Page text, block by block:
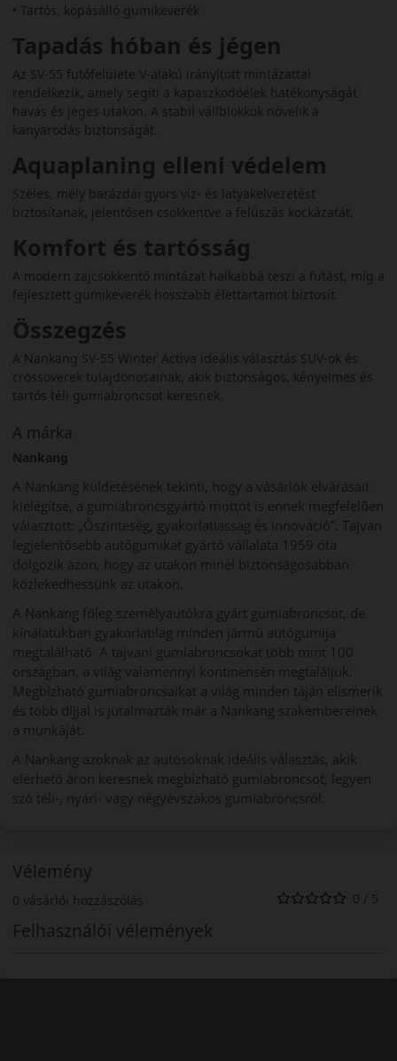
• Tartós, kopásálló gumikeverék
Tapadás hóban és jégen
Az SV-55 futófelülete V-alakú irányított mintázattal
rendelkezik, amely segíti a kapaszkodóélek hatékonyságát
havas és jeges utakon. A stabil vállblokkok növelik a
kanyarodás biztonságát.
Aquaplaning elleni védelem
Széles, mély barázdái gyors víz- és latyakelvezetést
biztosítanak, jelentősen csökkentve a felúszás kockázatát.
Komfort és tartósság
A modern zajcsökkentő mintázat halkabbá teszi a futást, míg a
fejlesztett gumikeverék hosszabb élettartamot biztosít.
Összegzés
A Nankang SV-55 Winter Activa ideális választás SUV-ok és
crossoverek tulajdonosainak, akik biztonságos, kényelmes és
tartós téli gumiabroncsot keresnek.
A márka
Nankang
A Nankang küldetésének tekinti, hogy a vásárlók elvárásait
kielégítse, a gumiabroncsgyártó mottót is ennek megfelelően
választott: „Őszinteség, gyakorlatiasság és innováció”. Tajvan
legjelentősebb autógumikat gyártó vállalata 1959 óta
dolgozik azon, hogy az utakon minél biztonságosabban
közlekedhessünk az utakon.
A Nankang főleg személyautókra gyárt gumiabroncsot, de
kínálatukban gyakorlatilag minden jármű autógumija
megtalálható. A tajvani gumiabroncsokat több mint 100
országban, a világ valamennyi kontinensén megtaláljuk.
Megbízható gumiabroncsaikat a világ minden táján elismerik
és több díjjal is jutalmazták már a Nankang szakembereinek
a munkáját.
A Nankang azoknak az autósoknak ideális választás, akik
elérhető áron keresnek megbízható gumiabroncsot, legyen
szó téli-, nyári- vagy négyévszakos gumiabroncsról.
Vélemény
0 vásárlói hozzászólás 0 / 5
Felhasználói vélemények